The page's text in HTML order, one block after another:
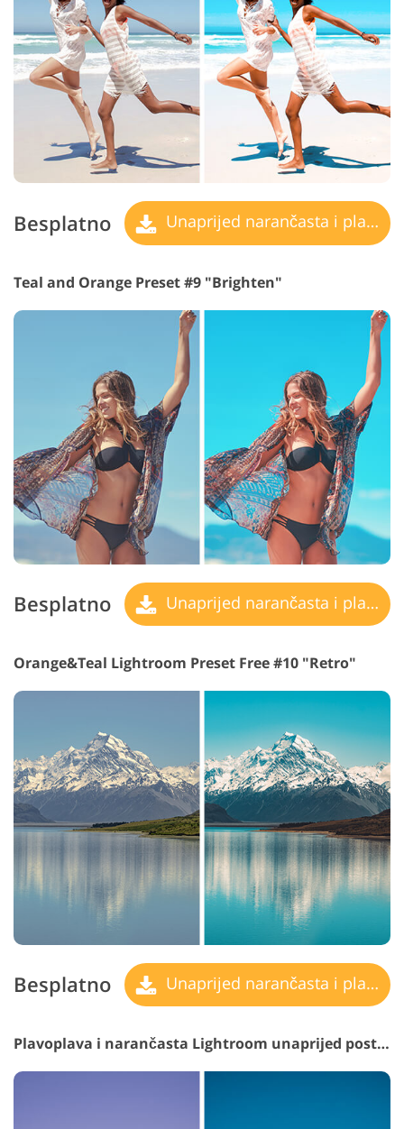
Besplatno Unaprijed narančasta i plavozelena
Teal and Orange Preset #9 "Brighten"
Besplatno Unaprijed narančasta i plavozelena
Orange&Teal Lightroom Preset Free #10 "Retro"
Besplatno Unaprijed narančasta i plavozelena
Plavoplava i narančasta Lightroom unaprijed postavljena #11 "Dune"